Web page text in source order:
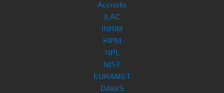
Accredia
ILAC
INRIM
BIPM
NPL
NIST
EURAMET
DAkkS